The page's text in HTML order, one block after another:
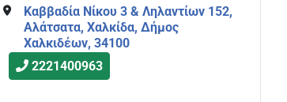
Καββαδία Νίκου 3 & Ληλαντίων 152,
Αλάτσατα, Χαλκίδα, Δήμος
Χαλκιδέων, 34100
2221400963